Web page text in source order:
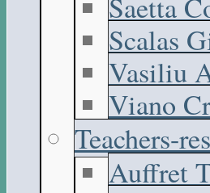
Scalas
Vasiliu
Viano
Teachers-
Auffret